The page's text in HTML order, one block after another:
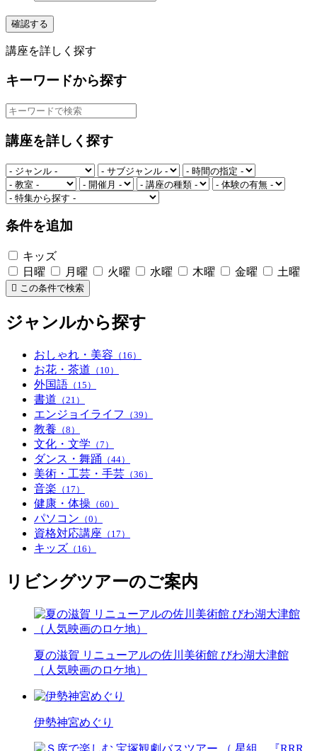
確認する
講座を詳しく探す
キーワードから探す
講座を詳しく探す
条件を追加
キッズ
日曜
月曜 火曜 水曜 木曜 金曜 土曜
この条件で検索
ジャンルから探す
おしゃれ・美容 （16）
お花・茶道 （10）
外国語 （15）
書道 （21）
エンジョイライフ （39）
教養 （8）
文化・文学 （7）
ダンス・舞踊 （44）
美術・工芸・手芸 （36）
音楽 （17）
健康・体操 （60）
パソコン （0）
資格対応講座 （17）
キッズ （16）
リビングツアーのご案内
夏の滋賀 リニューアルの佐川美術館 びわ湖大津館
（人気映画のロケ地）
伊勢神宮めぐり